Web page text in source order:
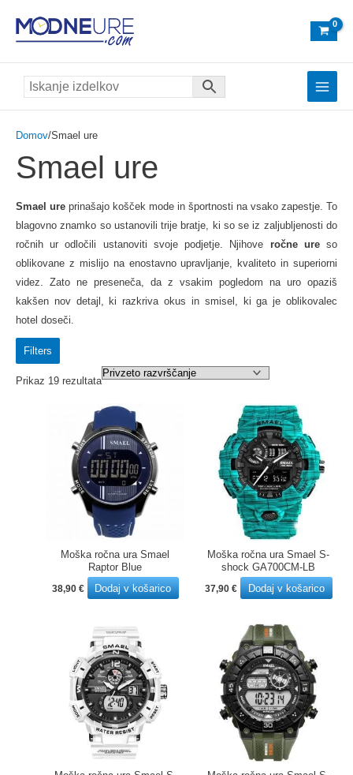
content
Main
Domov/Smael ure
Smael ure
Smael ure prinašajo košček mode in športnosti na vsako zapestje. To
blagovno znamko so ustanovili trije bratje, ki so se iz zaljubljenosti do
ročnih ur odločili ustanoviti svoje podjetje. Njihove ročne ureso
oblikovane z mislijo na enostavno upravljanje, kvaliteto in superiorni
videz. Zato ne preseneča, da z vsakim pogledom na uro opaziš
kakšen nov detajl, ki razkriva okus in smisel, ki ga je oblikovalec
hotel doseči.
Filters
Prikaz 19 rezultata
Moška ročna ura Smael
Raptor Blue
38,90 € Dodaj v košarico
Moška ročna ura Smael S-
shock GA700CM-LB
37,90 € Dodaj v košarico